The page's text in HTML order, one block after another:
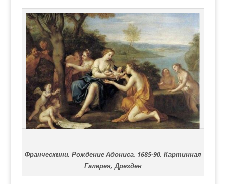
Франческини, Рождение Адониса, 1685-90, Картинная
Галерея, Дрезден